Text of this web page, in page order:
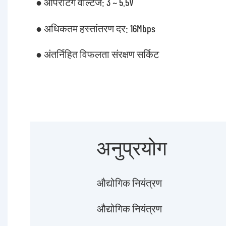
● अधिकतम हस्तांतरण दर: 16Mbps
● अंतर्निहित विफलता संरक्षण सर्किट
अनुप्रयोग
औद्योगिक नियंत्रण
औद्योगिक नियंत्रण